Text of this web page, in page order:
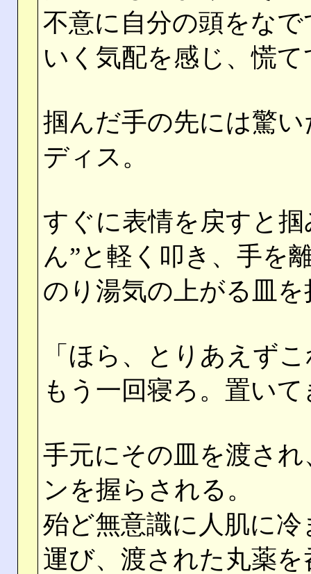
不意に自分の頭をな
いく気配を感じ、慌
掴んだ手の先には驚
ディス。
すぐに表情を戻すと
ん”と軽く叩き、手を
のり湯気の上がる皿
「ほら、とりあえず
もう一回寝ろ。置い
手元にその皿を渡さ
ンを握らされる。
殆ど無意識に人肌に
運び、渡された丸薬